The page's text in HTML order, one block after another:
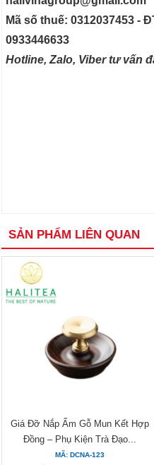
Mã số thuế: 0312037453 -
0933446633
Hotline, Zalo, Viber tư vấn
SẢN PHẨM LIÊN QUAN
Giá Đỡ Nắp Ấm Gỗ Mun Kết Hợp
Đồng – Phụ Kiện Trà Đạo...
MÃ: DCNA-123